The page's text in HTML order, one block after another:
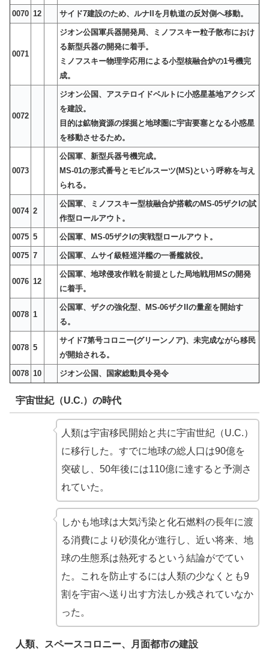
0070 12 サイド7建設のため、ルナIIを月軌道の反対側へ移動。
0071
ジオン公国軍兵器開発局、ミノフスキー粒子散布におけ
る新型兵器の開発に着手。
ミノフスキー物理学応用による小型核融合炉の1号機完
成。
0072
ジオン公国、アステロイドベルトに小惑星基地アクシズ
を建設。
目的は鉱物資源の採掘と地球圏に宇宙要塞となる小惑星
を移動させるため。
0073
公国軍、新型兵器号機完成。
MS-01の形式番号とモビルスーツ(MS)という呼称を与え
られる。
0074 2
公国軍、ミノフスキー型核融合炉搭載のMS-05ザクIの試
作型ロールアウト。
0075 5 公国軍、MS-05ザクIの実戦型ロールアウト。
0075 7 公国軍、ムサイ級軽巡洋艦の一番艦就役。
0076 12
公国軍、地球侵攻作戦を前提とした局地戦用MSの開発
に着手。
0078 1
公国軍、ザクの強化型、MS-06ザクIIの量産を開始す
る。
0078 5
サイド7第号コロニー(グリーンノア)、未完成ながら移民
が開始される。
0078 10 ジオン公国、国家総動員令発令
宇宙世紀（U.C.）の時代
人類は宇宙移民開始と共に宇宙世紀（U.C.）
に移行した。すでに地球の総人口は90億を
突破し、50年後には110億に達すると予測さ
れていた。
しかも地球は大気汚染と化石燃料の長年に渡
る消費により砂漠化が進行し、近い将来、地
球の生態系は熱死するという結論がでてい
た。これを防止するには人類の少なくとも9
割を宇宙へ送り出す方法しか残されていなか
った。
人類、スペースコロニー、月面都市の建設